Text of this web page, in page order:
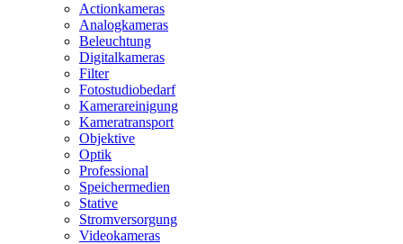
Actionkameras
Analogkameras
Beleuchtung
Digitalkameras
Filter
Fotostudiobedarf
Kamerareinigung
Kameratransport
Objektive
Optik
Professional
Speichermedien
Stative
Stromversorgung
Videokameras